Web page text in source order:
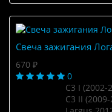
Свеча зажигания
670 ₽
0
C3 I (2002-
C3 II